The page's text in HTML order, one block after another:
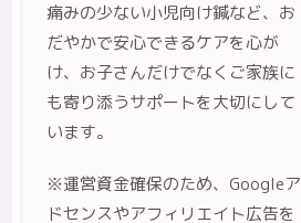
痛みの少ない小児向け鍼など、お
だやかで安心できるケアを心が
け、お子さんだけでなくご家族に
も寄り添うサポートを大切にして
います。
※運営資金確保のため、Googleア
ドセンスやアフィリエイト広告を